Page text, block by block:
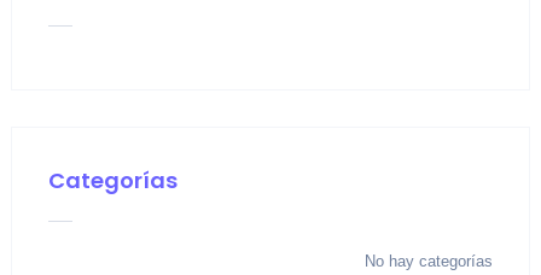
Categorías
No hay categorías